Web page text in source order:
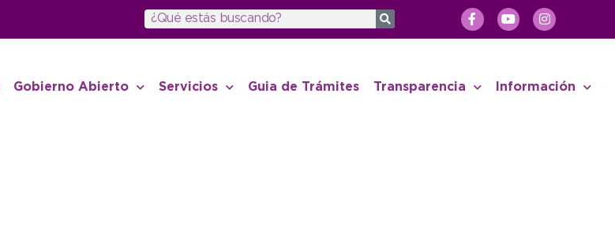
Gobierno Abierto Servicios Guia de Trámites Transparencia Información